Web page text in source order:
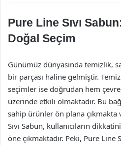
Pure Line Sıvı
Doğal Seçim
Günümüz dünyasında temizlik,
bir parçası haline gelmiştir.
seçimler ise doğrudan hem
üzerinde etkili olmaktadır. Bu
sahip ürünler ön plana çıkmakta
Sıvı Sabun, kullanıcıların
öne çıkmaktadır. Peki, Pure Line